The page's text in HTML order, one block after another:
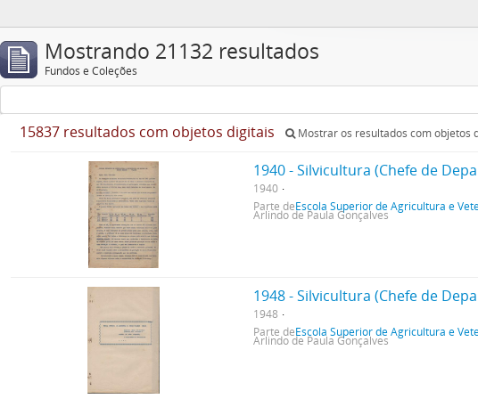
Mostrando 21132 resultados
Fundos e Coleções
15837 resultados com objetos digitais Mostrar os resultados com objetos
1940 - Silvicultura (Chefe de
1940
Parte deEscola Superior de Agricultura e
Arlindo de Paula Gonçalves
1948 - Silvicultura (Chefe de
1948
Parte deEscola Superior de Agricultura e
Arlindo de Paula Gonçalves